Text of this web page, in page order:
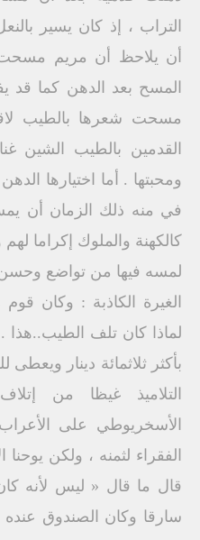
التراب ، إذ كان يسير
أن يلاحظ أن مريم مسحت
المسح بعد الدهن كما قد
مسحت شعرها بالطيب
القدمين بالطيب الشين
ومحبتها . أما اختيارها
في منه ذلك الزمان أن
كالكهنة والملوك إكراما
لمسه فيها من تواضع
الغيرة الكاذبة : وكان
لماذا كان تلف الطيب..هذا .
بأكثر ثلاثمائة دينار ويعطى
التلاميذ غيظا من
الأسخريوطي على
الفقراء لثمنه ، ولكن
قال ما قال « ليس لأنه كان
سارقا وكان الصندوق